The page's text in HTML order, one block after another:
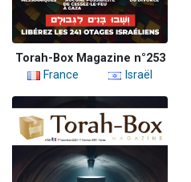
Torah-Box Magazine n°253
France
Israël